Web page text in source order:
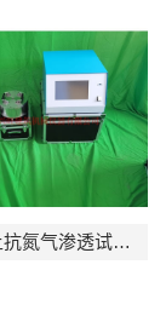
北京混凝土抗氮气渗透试验仪